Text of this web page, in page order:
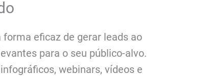
forma eficaz de gerar leads ao
para o seu público-alvo.
webinars, vídeos e